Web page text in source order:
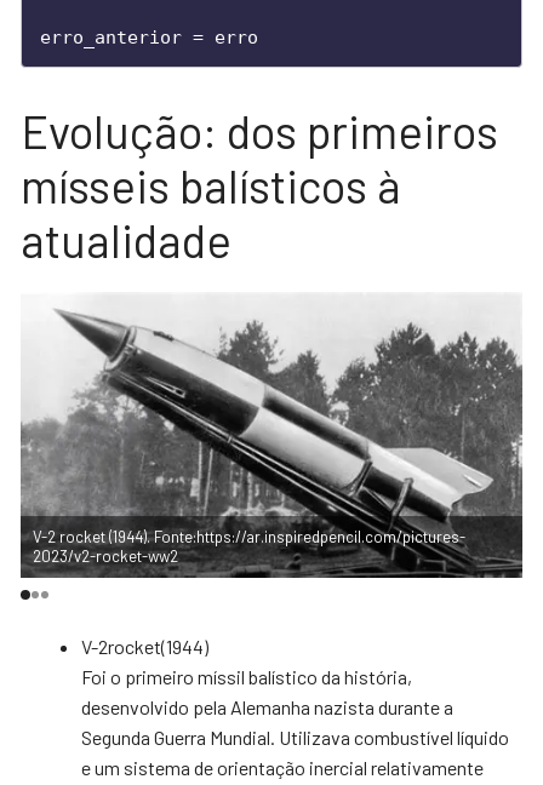
erro_anterior = erro
Evolução: dos primeiros
mísseis balísticos à
atualidade
V-2 rocket (1944). Fonte:https://ar.inspiredpencil.com/pictures-
2023/v2-rocket-ww2
V-2rocket(1944)
Foi o primeiro míssil balístico da história,
desenvolvido pela Alemanha nazista durante a
Segunda Guerra Mundial. Utilizava combustível líquido
e um sistema de orientação inercial relativamente